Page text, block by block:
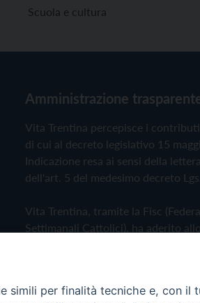
Scuola e cultura
Amministrazione
Vita Trentina percepisce i
di cui al decreto legislativo 15
Indicazione resa ai sensi della
dell'art. 5 del medesimo decreto Lgs.
Vita Trentina, tramite la Fisc
Settimanali Cattolici), ha aderito
Privacy Policy Cookie Policy
simili per finalità tecniche e, con il